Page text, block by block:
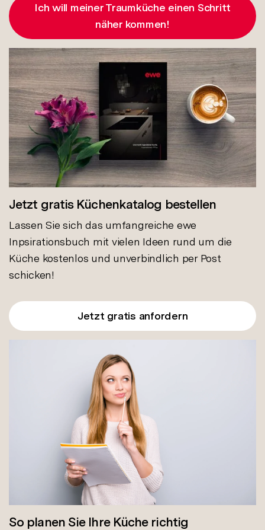
Ich will meiner Traumküche einen Schritt
näher kommen!
Jetzt gratis Küchenkatalog bestellen
Lassen Sie sich das umfangreiche ewe
Inpsirationsbuch mit vielen Ideen rund um die
Küche kostenlos und unverbindlich per Post
schicken!
Jetzt gratis anfordern
So planen Sie Ihre Küche richtig